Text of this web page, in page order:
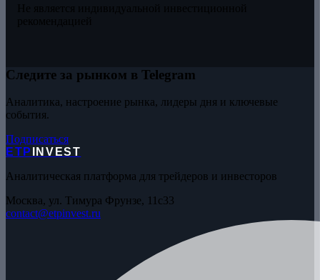
Следите за рынком в Telegram
Аналитика, настроение рынка, лидеры дня и ключевые
события.
Подписаться
ETP
INVEST
Аналитическая платформа для трейдеров и инвесторов
Москва, ул. Тимура Фрунзе, 11с33
contact@etpinvest.ru